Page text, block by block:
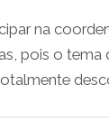
na
pois o